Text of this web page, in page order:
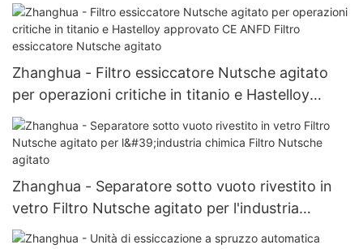
precisione/Miscelatore conico verticale
Zhanghua - Filtro essiccatore Nutsche agitato
per operazioni critiche in titanio e Hastelloy
approvato CE ANFD Filtro essiccatore Nutsche
agitato
Zhanghua - Separatore sotto vuoto rivestito in
vetro Filtro Nutsche agitato per l'industria
chimica Filtro Nutsche agitato